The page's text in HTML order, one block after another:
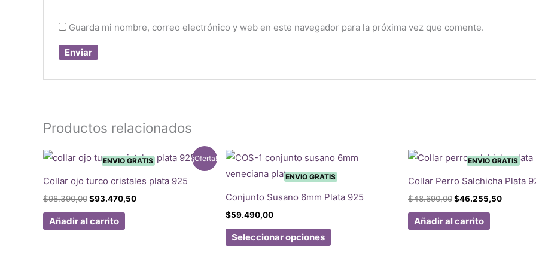
Guarda mi nombre, correo electrónico y web en este navegador para la próxima vez que comente.
Productos relacionados
¡Oferta!
ENVIO GRATIS
Collar ojo turco cristales plata 925
$98.390,00El
original
era:
$93.470,50El
Añadir al carrito
ENVIO GRATIS
Conjunto Susano 6mm Plata 925
$59.490,00
Seleccionar opciones Este
producto
ENVIO GRATIS
Collar Perro Salchicha Plata
$48.690,00El
original
era:
$46.255,50El
Añadir al carrito